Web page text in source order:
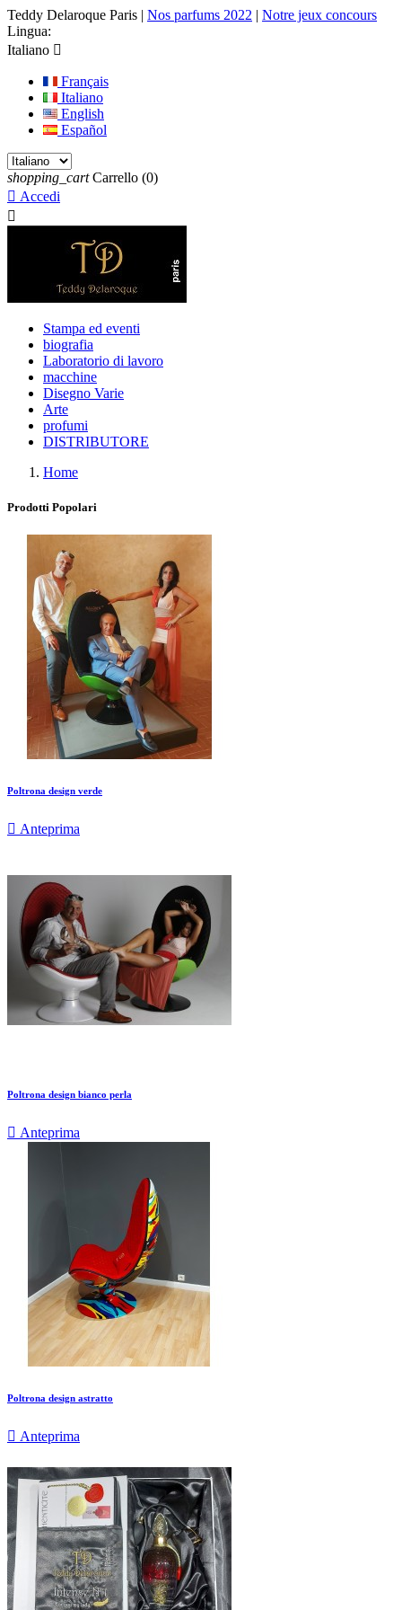
Teddy Delaroque Paris | Nos parfums 2022 | Notre jeux concours
Lingua:
Italiano 
Français
Italiano
English
Español
shopping_cart Carrello (0)
 Accedi

Stampa ed eventi
biografia
Laboratorio di lavoro
macchine
Disegno Varie
Arte
profumi
DISTRIBUTORE
Home
Prodotti Popolari
Poltrona design verde
 Anteprima
Poltrona design bianco perla
 Anteprima
Poltrona design astratto
 Anteprima